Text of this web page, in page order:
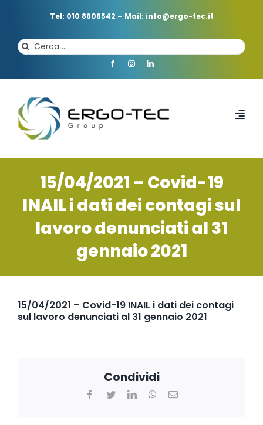
Tel: 010 8606542 – Mail: info@ergo-tec.it
Cerca
per:
HOME
CHI SIAMO
PROFESSIONISTI
SERVIZI
FORMAZIONE
15/04/2021 – Covid-19
INAIL i dati dei contagi sul
lavoro denunciati al 31
gennaio 2021
15/04/2021 – Covid-19 INAIL i dati dei contagi
sul lavoro denunciati al 31 gennaio 2021
Condividi
Facebook
TwitterLinkedInWhatsApp
Email